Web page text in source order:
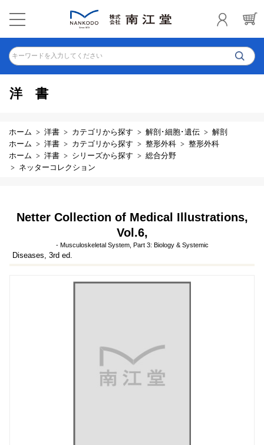
キーワードを入力してください
洋書
ホーム 洋書 カテゴリから探す 解剖･細胞･遺伝
解剖
ホーム
洋書 カテゴリから探す 整形外科
整形外科
ホーム
洋書 シリーズから探す
総合分野
ネッターコレクション
Netter Collection of Medical Illustrations,
Vol.6,
- Musculoskeletal System, Part 3: Biology & Systemic
Diseases, 3rd ed.